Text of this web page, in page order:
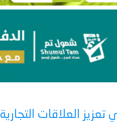
العلاقات التجارية